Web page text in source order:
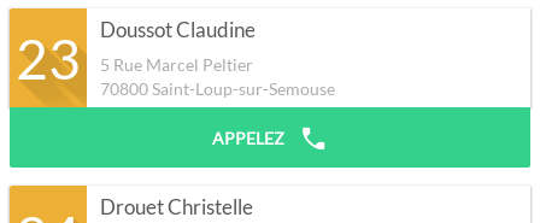
23 Doussot Claudine
5 Rue Marcel Peltier
70800Saint-Loup-sur-Semouse
APPELEZ
Drouet Christelle